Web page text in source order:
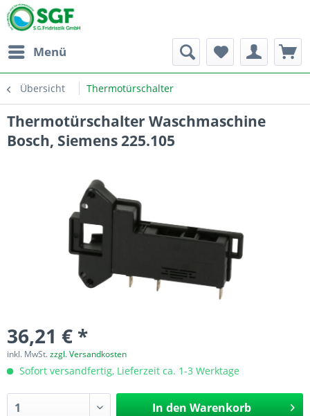
Menü
Übersicht Thermotürschalter
Thermotürschalter Waschmaschine
Bosch, Siemens 225.105
36,21 € *
inkl. MwSt.zzgl. Versandkosten
Sofort versandfertig, Lieferzeit ca. 1-3 Werktage
In den Warenkorb